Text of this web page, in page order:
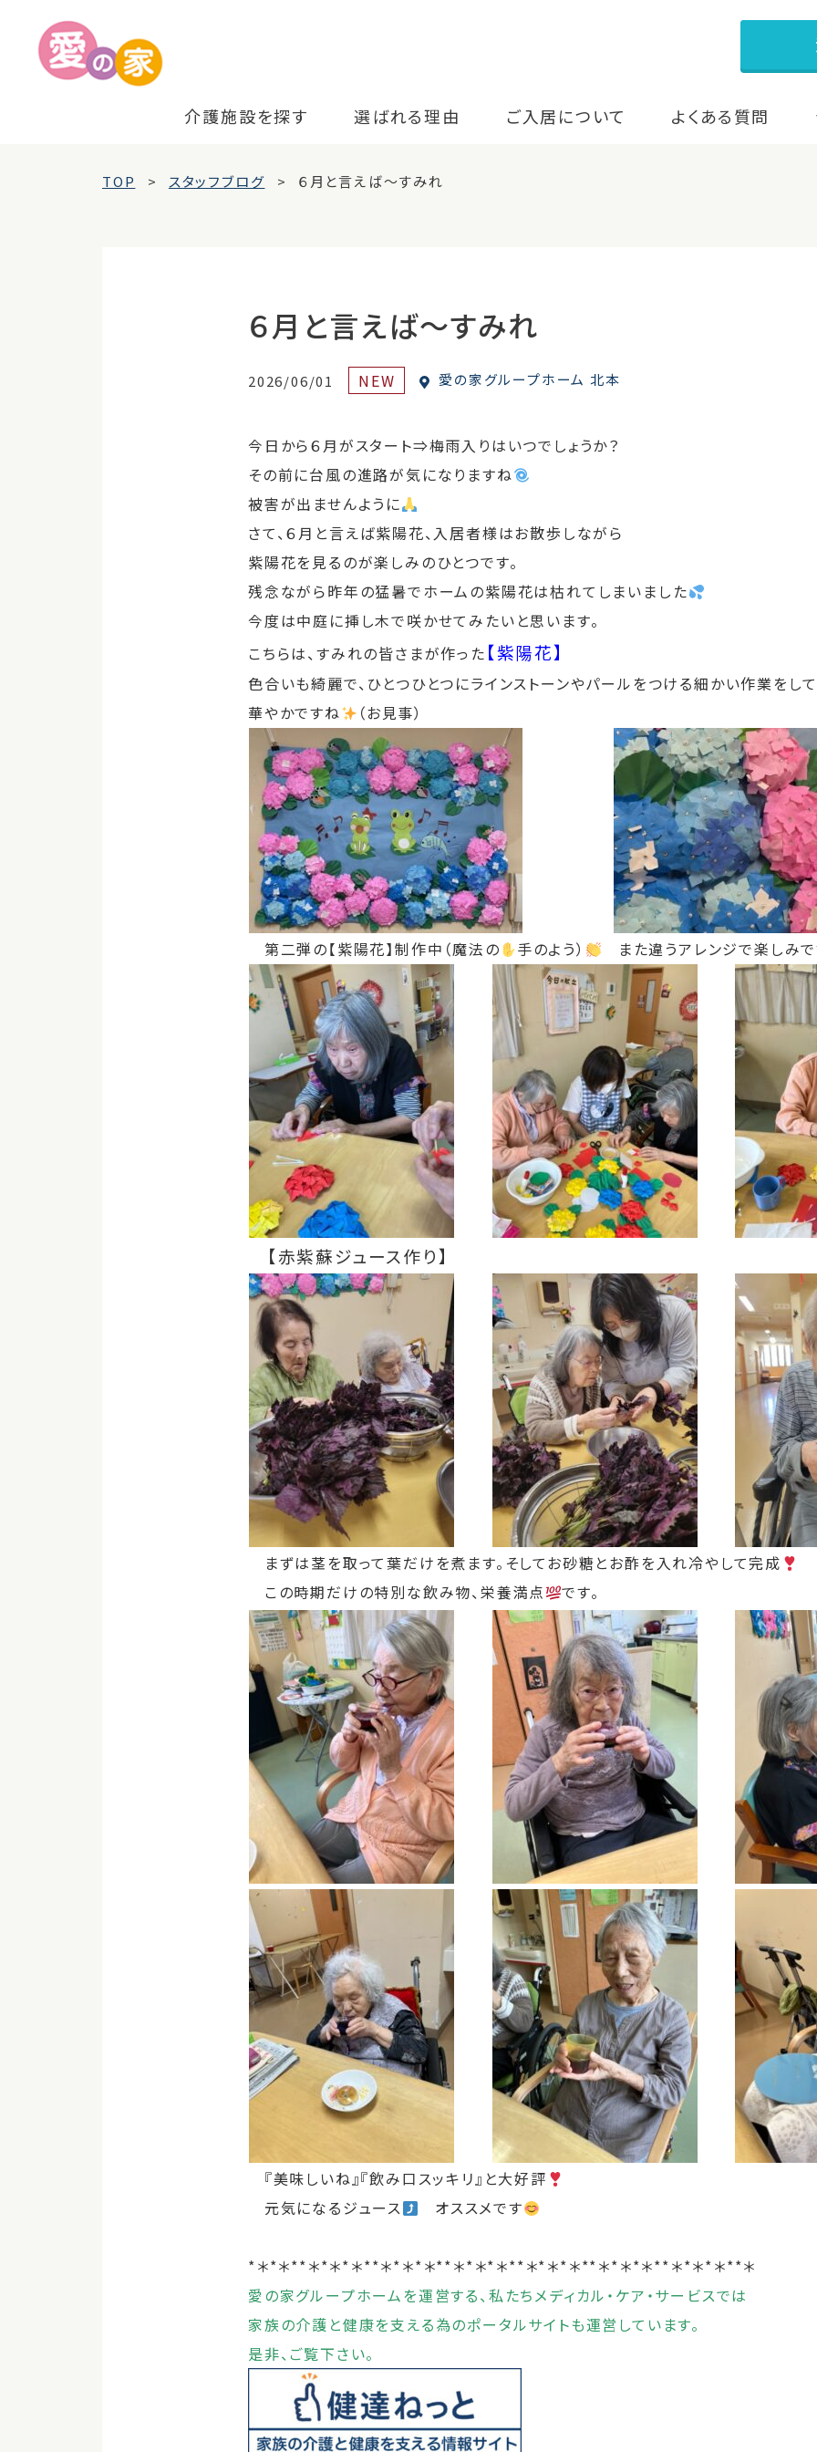
介護施設を探す 選ばれる理由 ご入居について よくある質問
TOP スタッフブログ ６月と言えば～すみれ
６月と言えば～すみれ
2026/06/01 NEW 愛の家グループホーム 北本
今日から６月がスタート⇒梅雨入りはいつでしょうか？
その前に台風の進路が気になりますね
被害が出ませんように
さて、６月と言えば紫陽花、入居者様はお散歩しながら
紫陽花を見るのが楽しみのひとつです。
残念ながら昨年の猛暑でホームの紫陽花は枯れてしまいました
今度は中庭に挿し木で咲かせてみたいと思います。
こちらは、すみれの皆さまが作った 【紫陽花】
色合いも綺麗で、ひとつひとつにラインストーンやパールをつける細かい作業をし
華やかですね
（お見事）
第二弾の【紫陽花】制作中（魔法の 手のよう） また違うアレンジで楽しみ
【赤紫蘇ジュース作り】
まずは茎を取って葉だけを煮ます。そしてお砂糖とお酢を入れ冷やして完成
この時期だけの特別な飲み物、栄養満点
です。
『美味しいね』『飲み口スッキリ』と大好評
元気になるジュース
オススメです
*＊*＊**＊*＊*＊**＊*＊*＊**＊*＊*＊**＊*＊*＊**＊*＊*＊**＊*＊*＊**＊
愛の家グループホームを運営する、私たちメディカル・ケア・サービスでは
家族の介護と健康を支える為のポータルサイトも運営しています。
是非、ご覧下さい。